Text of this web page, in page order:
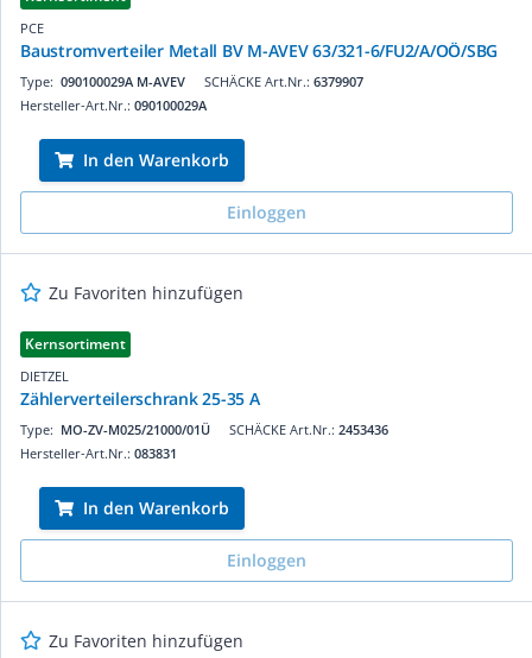
PCE
Baustromverteiler Metall BV M-AVEV 63/321-6/FU2/A/OÖ/SBG
SCHÄCKE Art.Nr.: 6379907
Type: 090100029A M-AVEV
Hersteller-Art.Nr.: 090100029A
In den Warenkorb
Einloggen
Zu Favoriten hinzufügen
Kernsortiment
DIETZEL
Zählerverteilerschrank 25-35 A
SCHÄCKE Art.Nr.: 2453436
Type: MO-ZV-M025/21000/01Ü
Hersteller-Art.Nr.: 083831
In den Warenkorb
Einloggen
Zu Favoriten hinzufügen